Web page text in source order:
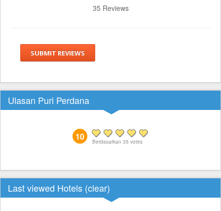
35 Reviews
SUBMIT REVIEWS
Ulasan Puri Perdana
10 Berdasarkan 35 votes
Last viewed Hotels (clear)